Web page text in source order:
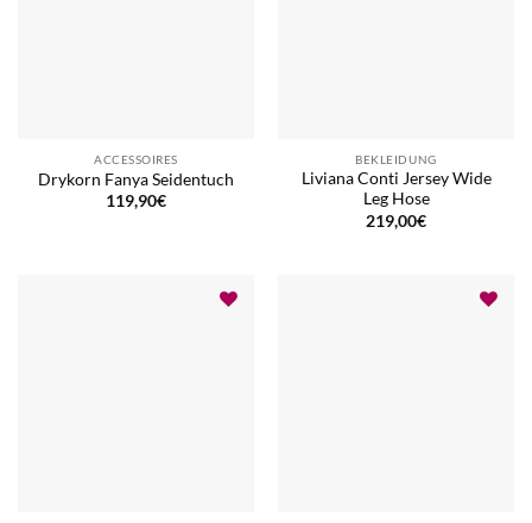
ACCESSOIRES
Drykorn Fanya Seidentuch
119,90€
BEKLEIDUNG
Liviana Conti Jersey Wide
Leg Hose
219,00€